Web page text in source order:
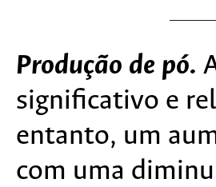
Produção de pó.
significativo e
entanto, um
com uma